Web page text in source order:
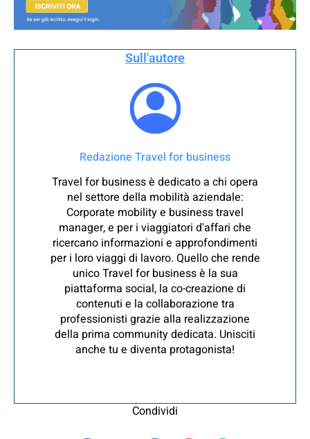
Sull'autore
Redazione Travel for business
Travel for business è dedicato a chi opera
nel settore della mobilità aziendale:
Corporate mobility e business travel
manager, e per i viaggiatori d'affari che
ricercano informazioni e approfondimenti
per i loro viaggi di lavoro. Quello che rende
unico Travel for business è la sua
piattaforma social, la co-creazione di
contenuti e la collaborazione tra
professionisti grazie alla realizzazione
della prima community dedicata. Unisciti
anche tu e diventa protagonista!
Condividi